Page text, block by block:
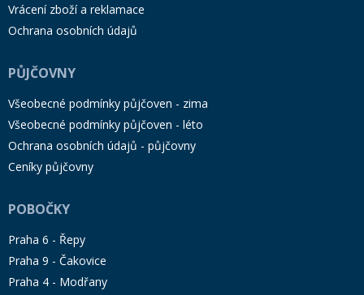
Vrácení zboží a reklamace
Ochrana osobních údajů
PŮJČOVNY
Všeobecné podmínky půjčoven - zima
Všeobecné podmínky půjčoven - léto
Ochrana osobních údajů - půjčovny
Ceníky půjčovny
POBOČKY
Praha 6 - Řepy
Praha 9 - Čakovice
Praha 4 - Modřany